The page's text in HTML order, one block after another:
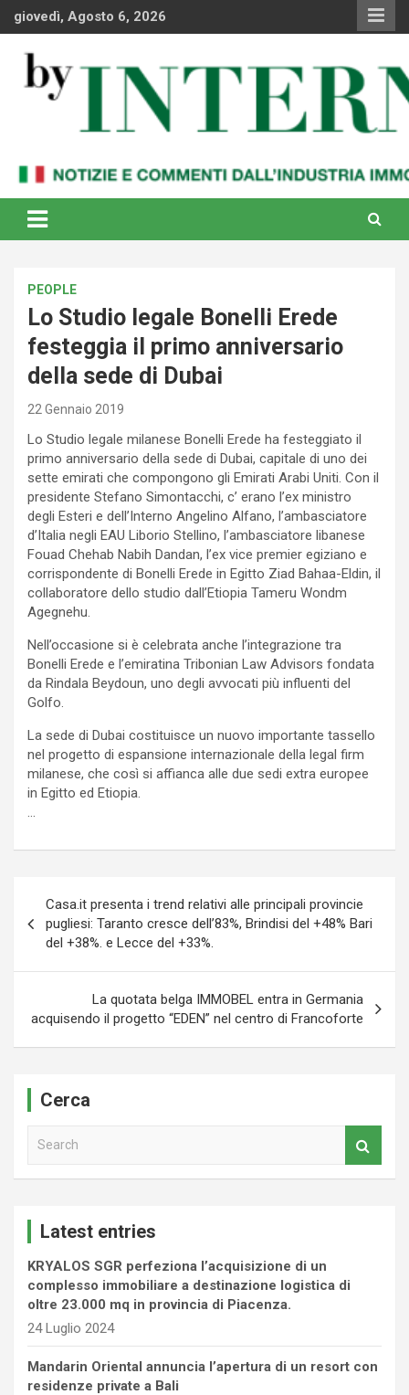
Skipgiovedì, Agosto 6, 2026
By Internews
internazionale
PEOPLE
Lo Studio legale Bonelli Erede
festeggia il primo anniversario
della sede di Dubai
22 Gennaio 2019
Lo Studio legale milanese Bonelli Erede ha festeggiato il
primo anniversario della sede di Dubai, capitale di uno dei
sette emirati che compongono gli Emirati Arabi Uniti. Con il
presidente Stefano Simontacchi, c’ erano l’ex ministro
degli Esteri e dell’Interno Angelino Alfano, l’ambasciatore
d’Italia negli EAU Liborio Stellino, l’ambasciatore libanese
Fouad Chehab Nabih Dandan, l’ex vice premier egiziano e
corrispondente di Bonelli Erede in Egitto Ziad Bahaa-Eldin, il
collaboratore dello studio dall’Etiopia Tameru Wondm
Agegnehu.
Nell’occasione si è celebrata anche l’integrazione tra
Bonelli Erede e l’emiratina Tribonian Law Advisors fondata
da Rindala Beydoun, uno degli avvocati più influenti del
Golfo.
La sede di Dubai costituisce un nuovo importante tassello
nel progetto di espansione internazionale della legal firm
milanese, che così si affianca alle due sedi extra europee
in Egitto ed Etiopia.
…
articoli
Casa.it presenta i trend relativi alle principali provincie
pugliesi: Taranto cresce dell’83%, Brindisi del +48% Bari
del +38%. e Lecce del +33%.
La quotata belga IMMOBEL entra in Germania
acquisendo il progetto “EDEN” nel centro di Francoforte
Cerca
Latest entries
KRYALOS SGR perfeziona l’acquisizione di un
complesso immobiliare a destinazione logistica di
oltre 23.000 mq in provincia di Piacenza.
24 Luglio 2024
Mandarin Oriental annuncia l’apertura di un resort con
residenze private a Bali